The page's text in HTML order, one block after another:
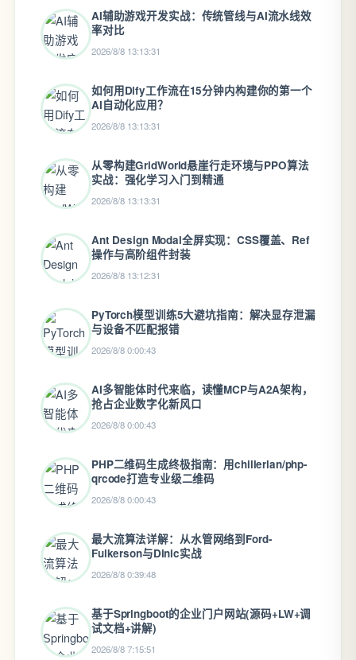
AI辅助游戏开发实战：传统管线与AI流水线效
率对比
2026/8/8 13:13:31
如何用Dify工作流在15分钟内构建你的第一个
AI自动化应用？
2026/8/8 13:13:31
从零构建GridWorld悬崖行走环境与PPO算法
实战：强化学习入门到精通
2026/8/8 13:13:31
Ant Design Modal全屏实现：CSS覆盖、Ref
操作与高阶组件封装
2026/8/8 13:12:31
PyTorch模型训练5大避坑指南：解决显存泄漏
与设备不匹配报错
2026/8/8 0:00:43
AI多智能体时代来临，读懂MCP与A2A架构，
抢占企业数字化新风口
2026/8/8 0:00:43
PHP二维码生成终极指南：用chillerlan/php-
qrcode打造专业级二维码
2026/8/8 0:00:43
最大流算法详解：从水管网络到Ford-
Fulkerson与Dinic实战
2026/8/8 0:39:48
基于Springboot的企业门户网站(源码+LW+调
试文档+讲解)
2026/8/8 7:15:51